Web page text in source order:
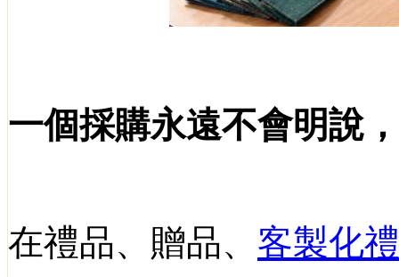
一個採購永遠不會明說
在禮品、贈品、 客製化